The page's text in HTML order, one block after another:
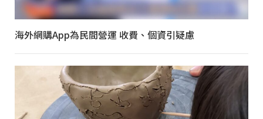
海外網購App為民間營運 收費、個資引疑慮